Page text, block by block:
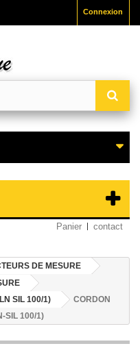
Connexion
Panier contact
DE MESURE
SIL 100/1)
CORDON
SIL 100/1)